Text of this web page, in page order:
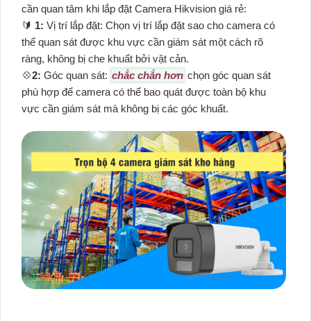
cần quan tâm khi lắp đặt Camera Hikvision giá rẻ:
🔰 1: Vị trí lắp đặt: Chọn vị trí lắp đặt sao cho camera có
thể quan sát được khu vực cần giám sát một cách rõ
ràng, không bị che khuất bởi vật cản.
💠2: Góc quan sát: chắc chắn hơn chọn góc quan sát
phù hợp để camera có thể bao quát được toàn bộ khu
vực cần giám sát mà không bị các góc khuất.